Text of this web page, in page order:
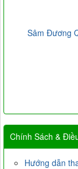
Sâm Đương
Chính Sách &
Hướng dẫn